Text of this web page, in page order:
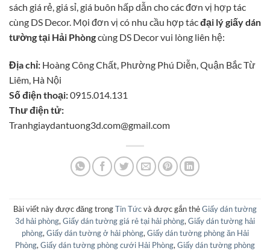
sách giá rẻ, giá sỉ, giá buôn hấp dẫn cho các đơn vị hợp tác
cùng DS Decor. Mọi đơn vị có nhu cầu hợp tácđại lý giấy dán
tường tại Hải Phòngcùng DS Decor vui lòng liên hệ:
Địa chỉ: Hoàng Công Chất, Phường Phú Diễn, Quận Bắc Từ
Liêm, Hà Nội
Số điện thoại:0915.014.131
Thư điện tử:
Tranhgiaydantuong3d.com@gmail.com
Bài viết này được đăng trongTin Tứcvà được gắn thẻGiấy dán tường
3d hải phòng, Giấy dán tường giá rẻ tại hải phòng, Giấy dán tường hải
phòng, Giấy dán tường ở hải phòng, Giấy dán tường phòng ăn Hải
Phòng, Giấy dán tường phòng cưới Hải Phòng, Giấy dán tường phòng